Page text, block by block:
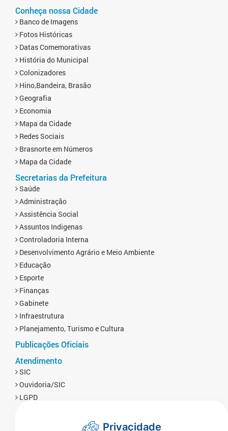
Conheça nossa Cidade
Banco de Imagens
Fotos Históricas
Datas Comemorativas
História do Municipal
Colonizadores
Hino,Bandeira, Brasão
Geografia
Economia
Mapa da Cidade
Redes Sociais
Brasnorte em Números
Mapa da Cidade
Secretarias da Prefeitura
Saúde
Administração
Assistência Social
Assuntos Indigenas
Controladoria Interna
Desenvolvimento Agrário e Meio Ambiente
Educação
Esporte
Finanças
Gabinete
Infraestrutura
Planejamento, Turismo e Cultura
Publicações Oficiais
Atendimento
SIC
Ouvidoria/SIC
LGPD
Privacidade